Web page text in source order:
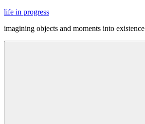
Skip
content
life in progress
imagining objects and moments into existence